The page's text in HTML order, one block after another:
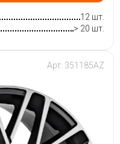
12 шт.
> 20 шт.
Арт: 351185AZ